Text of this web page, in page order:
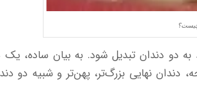
دو دندان تبدیل شود. به بیان ساده، یک
دندان نهایی بزرگ‌تر، پهن‌تر و شبیه دو